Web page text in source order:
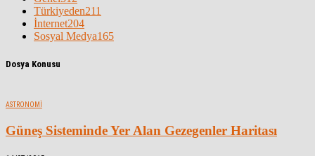
Türkiyeden211
İnternet204
Sosyal Medya165
Dosya Konusu
ASTRONOMI
Güneş Sisteminde Yer Alan Gezegenler Haritası